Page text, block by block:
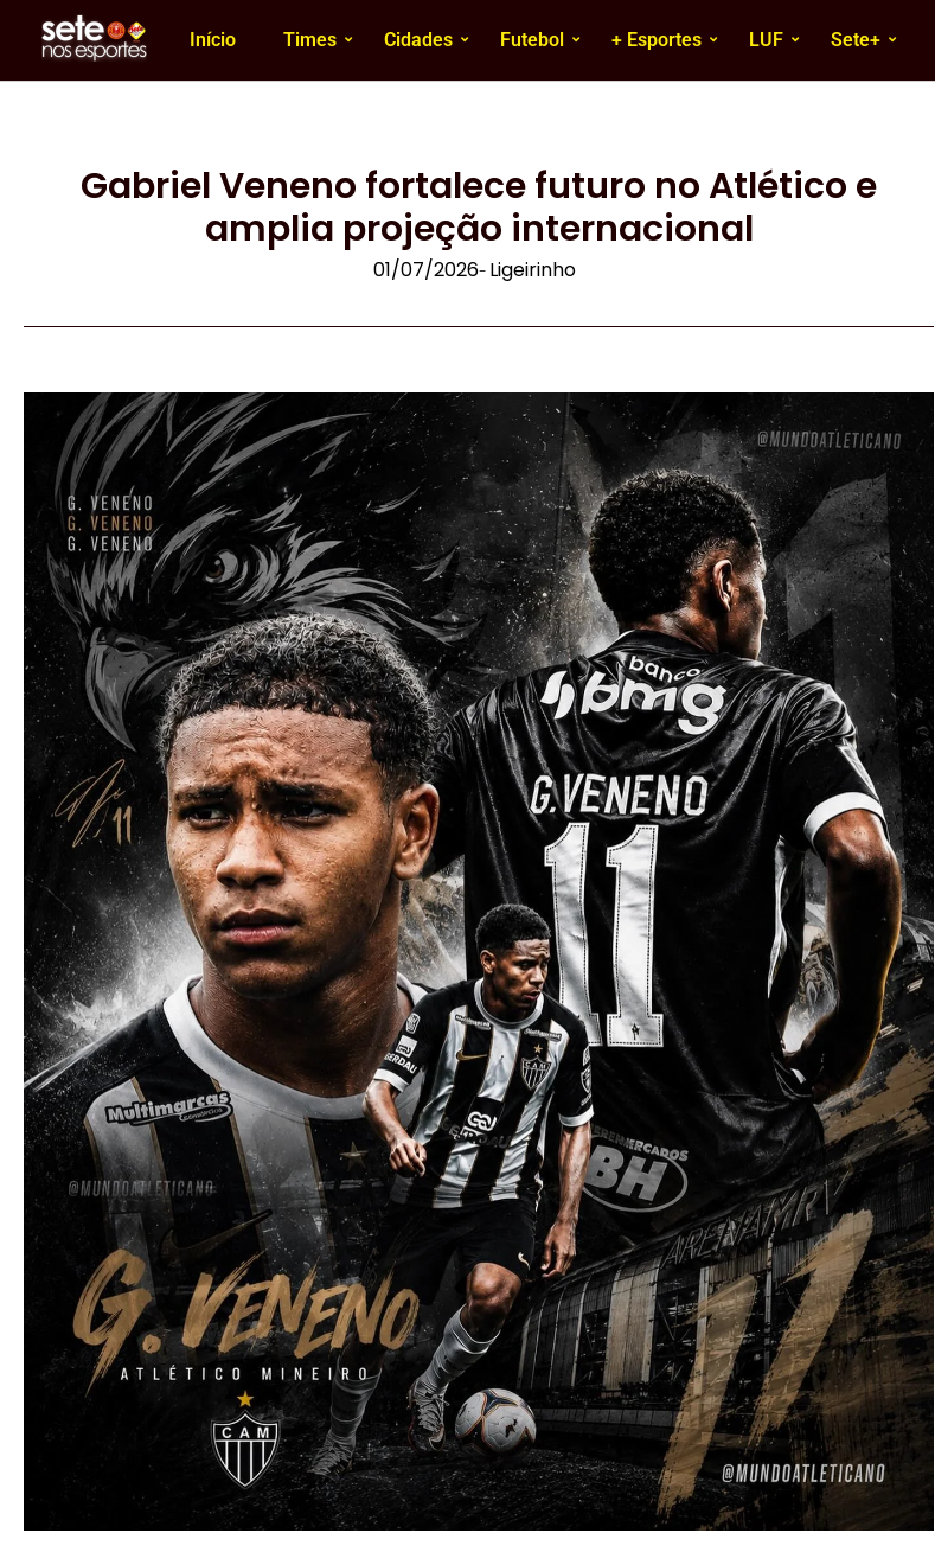
Início Times Cidades Futebol + Esportes LUF Sete+
Gabriel Veneno fortalece futuro no Atlético e
amplia projeção internacional
01/07/2026- Ligeirinho